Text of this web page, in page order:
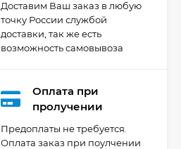
Доставим Ваш заказ в любую
точку России службой
доставки, так же есть
возможность самовывоза
Оплата при
пролучении
Предоплаты не требуется.
Оплата заказ при поулчении
Кухня Мишель -
длина 4,2 м
69 303₽